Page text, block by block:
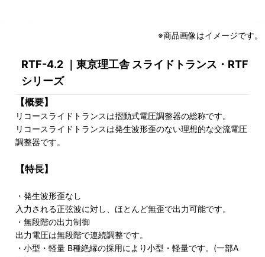
※商品画像はイメージです。
RTF-4.2 ｜東京理工舎 スライドトランス・RTF
シリーズ
【概要】
リコースライドトランスは摺動式電圧調整器の総称です。
リコースライドトランスは発生波形歪のない理想的な交流電圧
調整器です。
【特長】
・発生波形歪なし
入力される正弦波に対し、ほとんど無歪で出力可能です。
・無段階の出力制御
出力電圧は無段階で連続調整です。
・小型・軽量 B種絶縁の採用により小型・軽量です。(一部A